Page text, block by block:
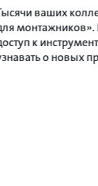
ваших
монтажников».
к
о новых